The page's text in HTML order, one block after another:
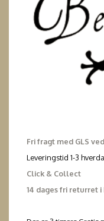
Fri fragt med GLS
Leveringstid 1-3
Click & Collect
14 dages fri returret i